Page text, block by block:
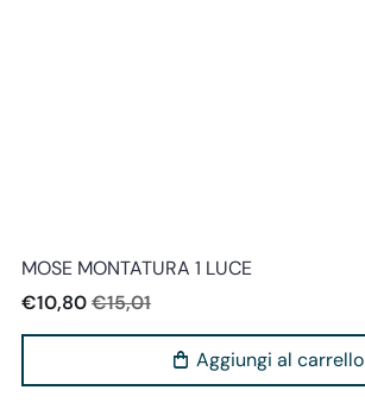
MOSE MONTATURA 1 LUCE
€10,80€15,01
Aggiungi al carrello